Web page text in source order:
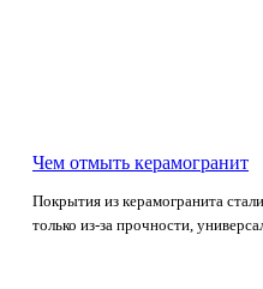
Чем отмыть керамогранит
Покрытия из керамогранита
только из-за прочности,